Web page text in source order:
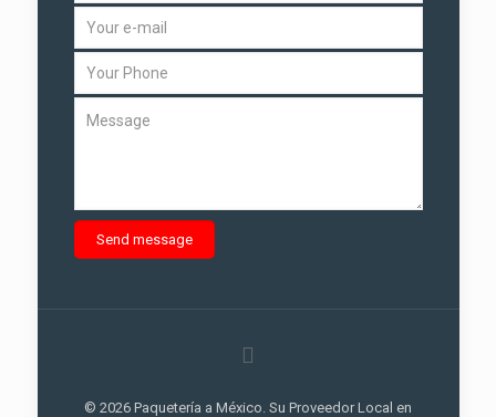
© 2026 Paquetería a México. Su Proveedor Local en